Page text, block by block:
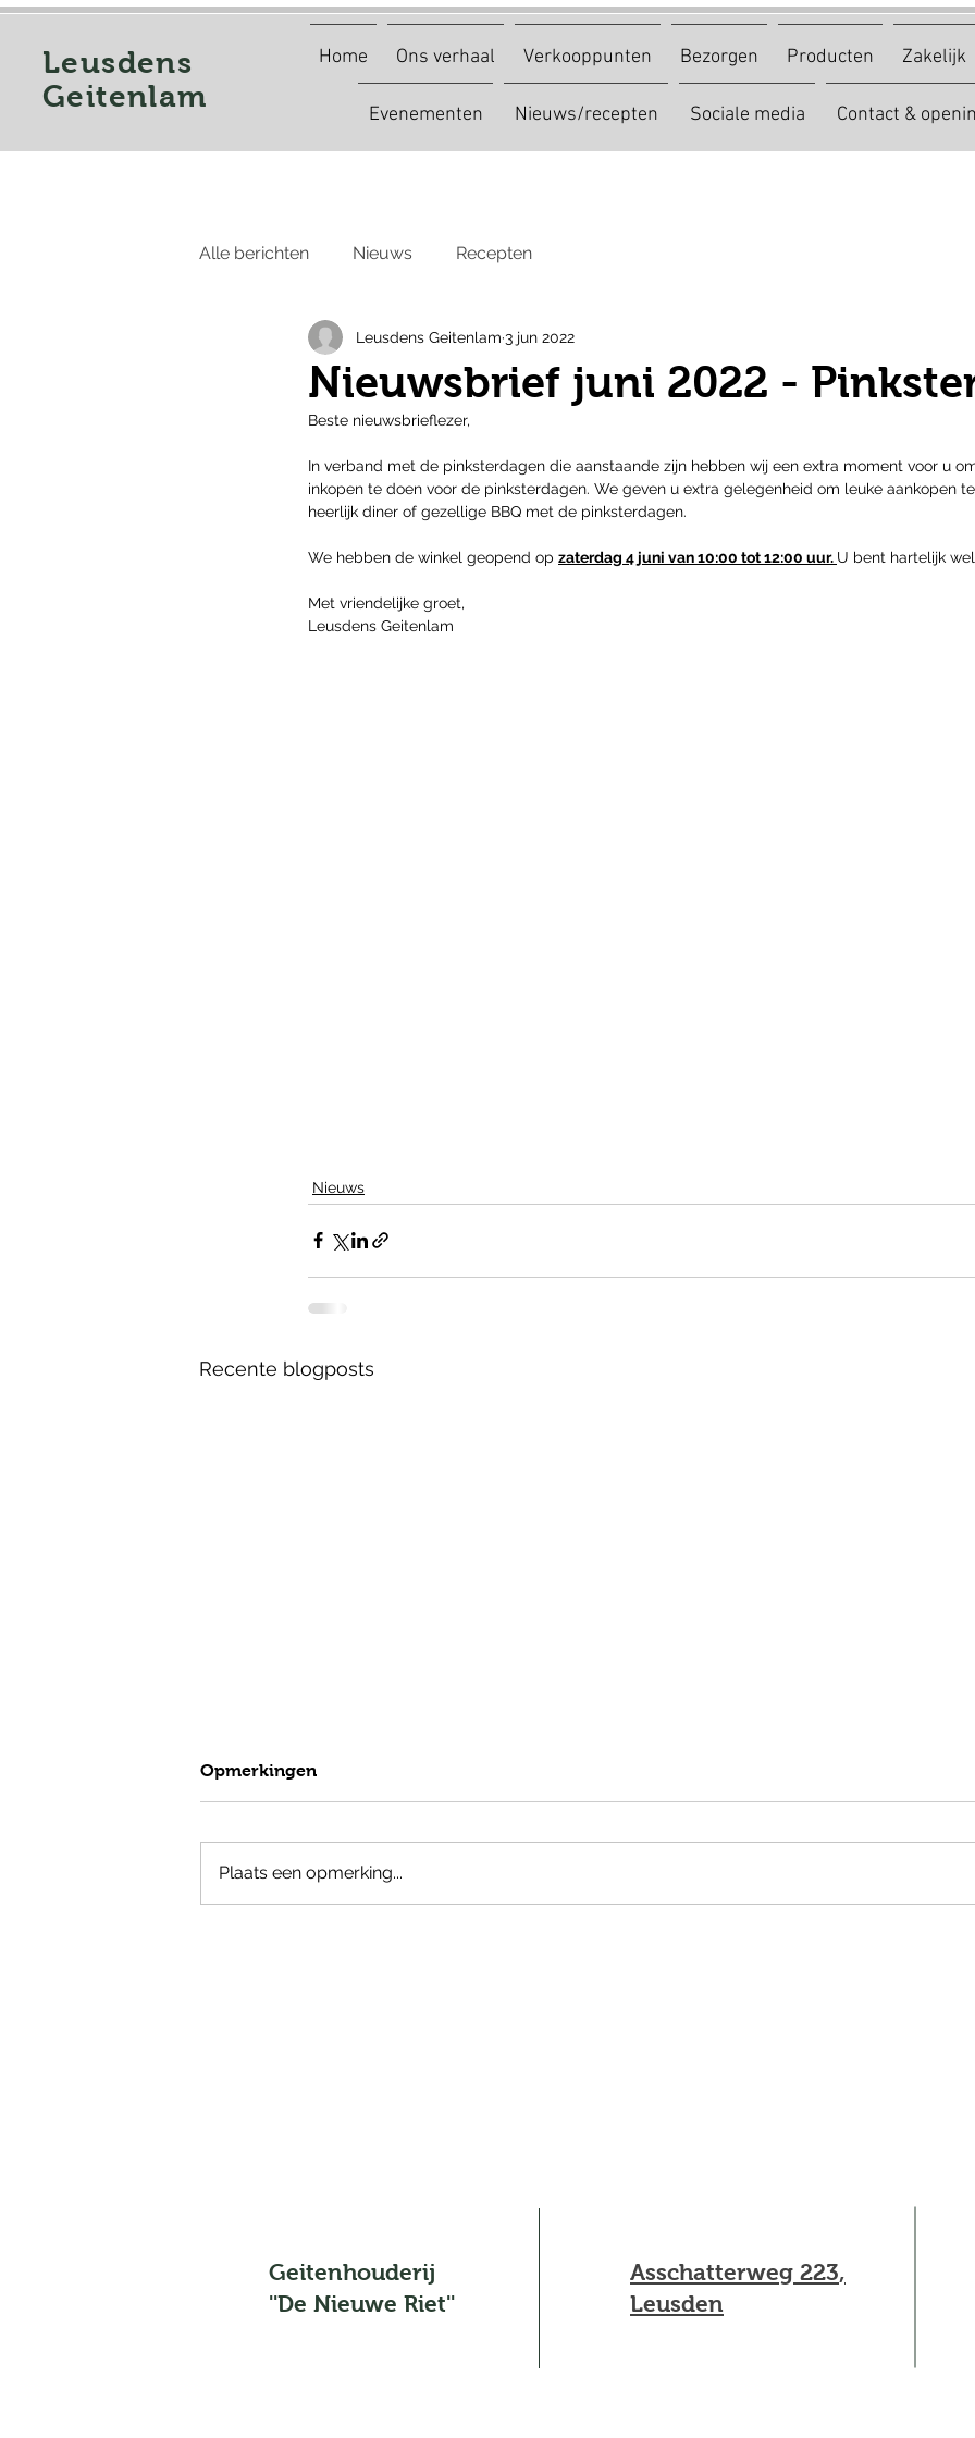
Leusdens
Geitenlam
Home Ons verhaal Verkooppunten Bezorgen Producten Zakelijk
Evenementen Nieuws/recepten Sociale media Contact &
Alle berichten Nieuws Recepten
Nieuwsbrief juni 2022 -
Leusdens Geitenlam 3 jun 2022
Beste nieuwsbrieflezer,
In verband met de pinksterdagen die aanstaande zijn hebben wij een extra moment voor u
inkopen te doen voor de pinksterdagen. We geven u extra gelegenheid om leuke aankopen
heerlijk diner of gezellige BBQ met de pinksterdagen.
We hebben de winkel geopend op zaterdag 4 juni van 10:00 tot 12:00 uur. U bent hartelijk
Met vriendelijke groet,
Leusdens Geitenlam
Nieuws
Recente blogposts
nieuwsbrief juni 2024
Opmerkingen
Plaats een opmerking...
Geitenhouderij
''De Nieuwe Riet''
Asschatterweg 223,
Leusden